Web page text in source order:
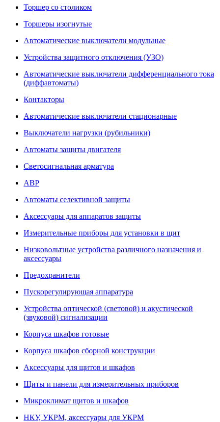
Торшер со столиком
Торшеры изогнутые
Автоматические выключатели модульные
Устройства защитного отключения (УЗО)
Автоматические выключатели дифференциального тока
(диффавтоматы)
Контакторы
Автоматические выключатели стационарные
Выключатели нагрузки (рубильники)
Автоматы защиты двигателя
Светосигнальная арматура
АВР
Автоматы селективной защиты
Аксессуары для аппаратов защиты
Измерительные приборы для установки в щит
Низковольтные устройства различного назначения и
аксессуары
Предохранители
Пускорегулирующая аппаратура
Устройства оптической (световой) и акустической
(звуковой) сигнализации
Корпуса шкафов готовые
Корпуса шкафов сборной конструкции
Аксессуары для щитов и шкафов
Щиты и панели для измерительных приборов
Микроклимат щитов и шкафов
НКУ, УКРМ, аксессуары для УКРМ